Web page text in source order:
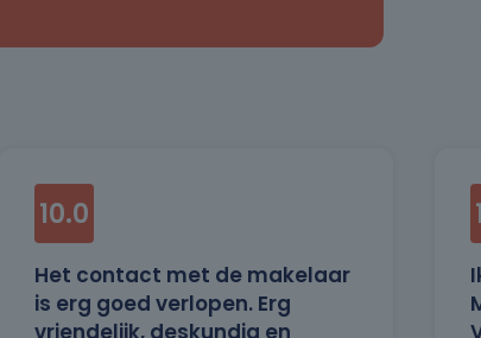
10.0
Het contact met de makelaar
is erg goed verlopen. Erg